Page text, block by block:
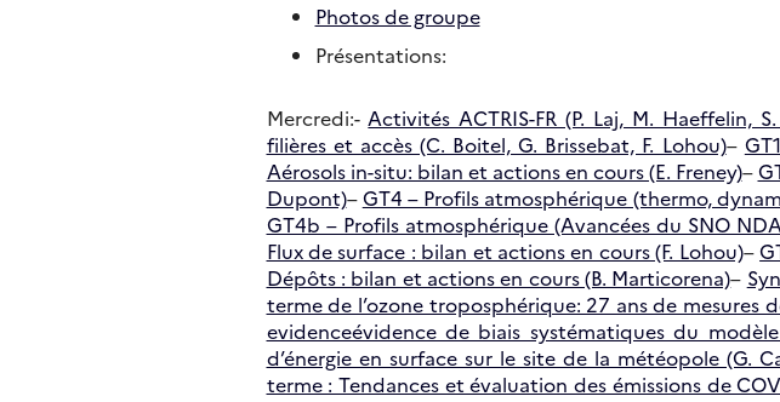
Photos de groupe
Présentations:
Mercredi:- Activités ACTRIS-FR (P. Laj, M. Haeffelin,
filières et accès (C. Boitel, G. Brissebat, F. Lohou)–
Aérosols in-situ: bilan et actions en cours (E. Freney)–
Dupont)–GT4 – Profils atmosphérique (thermo,
GT4b – Profils atmosphérique (Avancées du SNO
Flux de surface : bilan et actions en cours (F. Lohou)–
Dépôts : bilan et actions en cours (B. Marticorena)–
terme de l’ozone troposphérique: 27 ans de mesures
evidenceévidence de biais systématiques du
d’énergie en surface sur le site de la météopole (G.
terme : Tendances et évaluation des émissions de